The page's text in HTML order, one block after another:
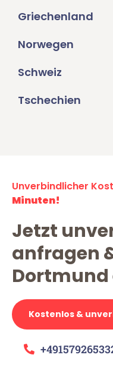
Griechenland
Norwegen
Schweiz
Tschechien
Unverbindlicher
Minuten!
Jetzt
anfragen
Kostenlos &